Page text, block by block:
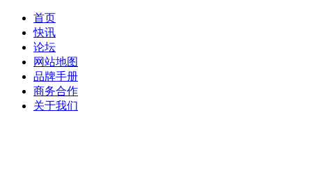
首页
快讯
论坛
网站地图
品牌手册
商务合作
关于我们